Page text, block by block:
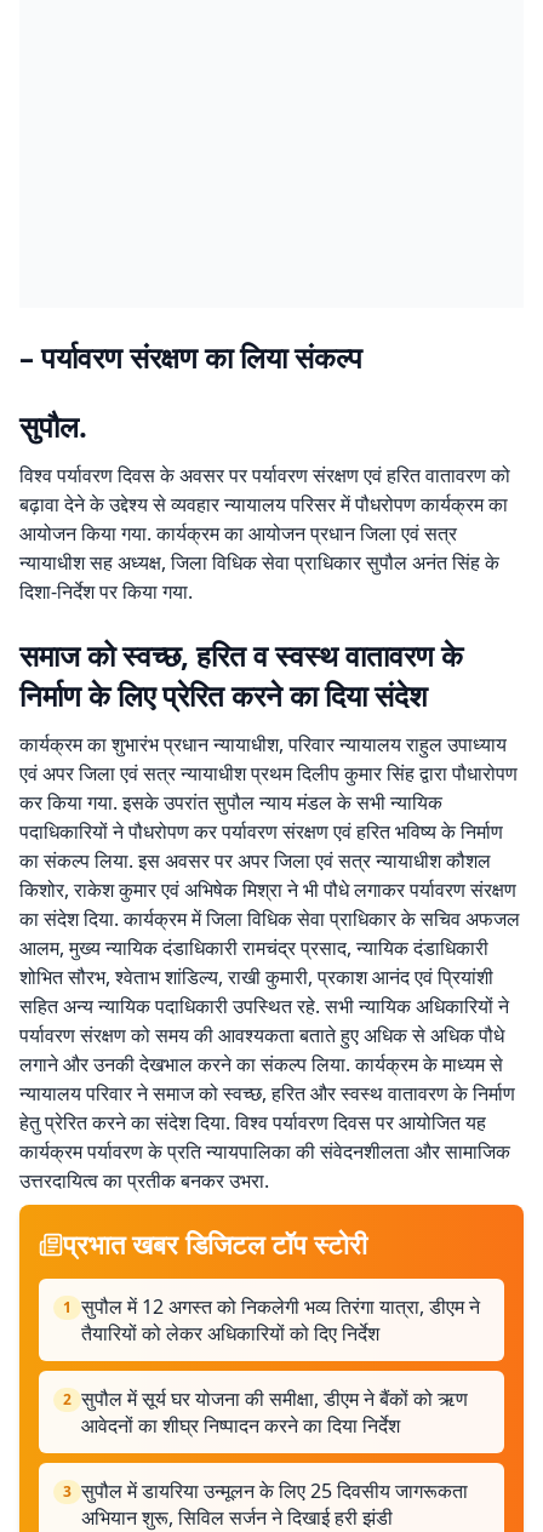
– पर्यावरण संरक्षण का लिया संकल्प
सुपौल.
विश्व पर्यावरण दिवस के अवसर पर पर्यावरण संरक्षण एवं हरित वातावरण को
बढ़ावा देने के उद्देश्य से व्यवहार न्यायालय परिसर में पौधरोपण कार्यक्रम का
आयोजन किया गया. कार्यक्रम का आयोजन प्रधान जिला एवं सत्र
न्यायाधीश सह अध्यक्ष, जिला विधिक सेवा प्राधिकार सुपौल अनंत सिंह के
दिशा-निर्देश पर किया गया.
समाज को स्वच्छ, हरित व स्वस्थ वातावरण के
निर्माण के लिए प्रेरित करने का दिया संदेश
कार्यक्रम का शुभारंभ प्रधान न्यायाधीश, परिवार न्यायालय राहुल उपाध्याय
एवं अपर जिला एवं सत्र न्यायाधीश प्रथम दिलीप कुमार सिंह द्वारा पौधारोपण
कर किया गया. इसके उपरांत सुपौल न्याय मंडल के सभी न्यायिक
पदाधिकारियों ने पौधरोपण कर पर्यावरण संरक्षण एवं हरित भविष्य के निर्माण
का संकल्प लिया. इस अवसर पर अपर जिला एवं सत्र न्यायाधीश कौशल
किशोर, राकेश कुमार एवं अभिषेक मिश्रा ने भी पौधे लगाकर पर्यावरण संरक्षण
का संदेश दिया. कार्यक्रम में जिला विधिक सेवा प्राधिकार के सचिव अफजल
आलम, मुख्य न्यायिक दंडाधिकारी रामचंद्र प्रसाद, न्यायिक दंडाधिकारी
शोभित सौरभ, श्वेताभ शांडिल्य, राखी कुमारी, प्रकाश आनंद एवं प्रियांशी
सहित अन्य न्यायिक पदाधिकारी उपस्थित रहे. सभी न्यायिक अधिकारियों ने
पर्यावरण संरक्षण को समय की आवश्यकता बताते हुए अधिक से अधिक पौधे
लगाने और उनकी देखभाल करने का संकल्प लिया. कार्यक्रम के माध्यम से
न्यायालय परिवार ने समाज को स्वच्छ, हरित और स्वस्थ वातावरण के निर्माण
हेतु प्रेरित करने का संदेश दिया. विश्व पर्यावरण दिवस पर आयोजित यह
कार्यक्रम पर्यावरण के प्रति न्यायपालिका की संवेदनशीलता और सामाजिक
उत्तरदायित्व का प्रतीक बनकर उभरा.
प्रभात खबर डिजिटल टॉप स्टोरी
1 सुपौल में 12 अगस्त को निकलेगी भव्य तिरंगा यात्रा, डीएम ने
तैयारियों को लेकर अधिकारियों को दिए निर्देश
2 सुपौल में सूर्य घर योजना की समीक्षा, डीएम ने बैंकों को ऋण
आवेदनों का शीघ्र निष्पादन करने का दिया निर्देश
3 सुपौल में डायरिया उन्मूलन के लिए 25 दिवसीय जागरूकता
अभियान शुरू, सिविल सर्जन ने दिखाई हरी झंडी